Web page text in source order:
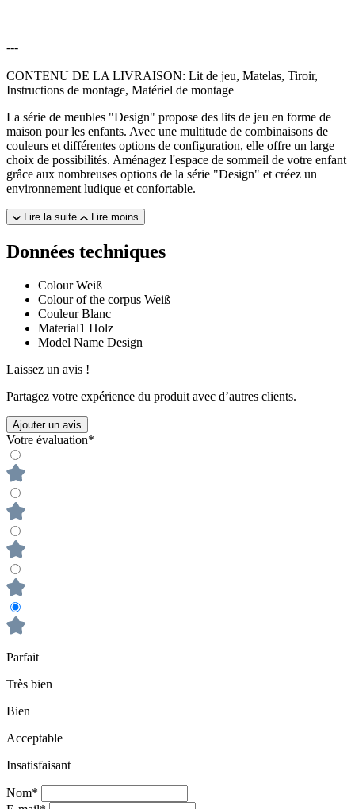
---
CONTENU DE LA LIVRAISON: Lit de jeu, Matelas, Tiroir,
Instructions de montage, Matériel de montage
La série de meubles "Design" propose des lits de jeu en forme de
maison pour les enfants. Avec une multitude de combinaisons de
couleurs et différentes options de configuration, elle offre un large
choix de possibilités. Aménagez l'espace de sommeil de votre enfant
grâce aux nombreuses options de la série "Design" et créez un
environnement ludique et confortable.
Lire la suite Lire moins
Données techniques
Colour Weiß
Colour of the corpus Weiß
Couleur Blanc
Material1 Holz
Model Name Design
Laissez un avis !
Partagez votre expérience du produit avec d’autres clients.
Ajouter un avis
Votre évaluation*
Parfait
Très bien
Bien
Acceptable
Insatisfaisant
Nom*